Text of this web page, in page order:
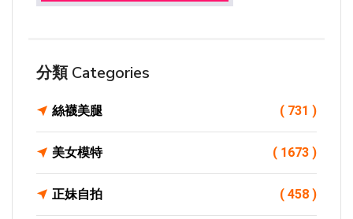
分類 Categories
絲襪美腿 ( 731 )
美女模特 ( 1673 )
正妹自拍 ( 458 )